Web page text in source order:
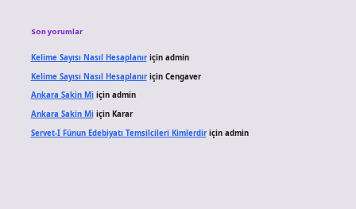
Son yorumlar
Kelime Sayısı Nasıl Hesaplanıriçin admin
Kelime Sayısı Nasıl Hesaplanıriçin Cengaver
Ankara Sakin Miiçin admin
Ankara Sakin Miiçin Karar
Servet-I Fünun Edebiyatı Temsilcileri Kimlerdiriçin admin